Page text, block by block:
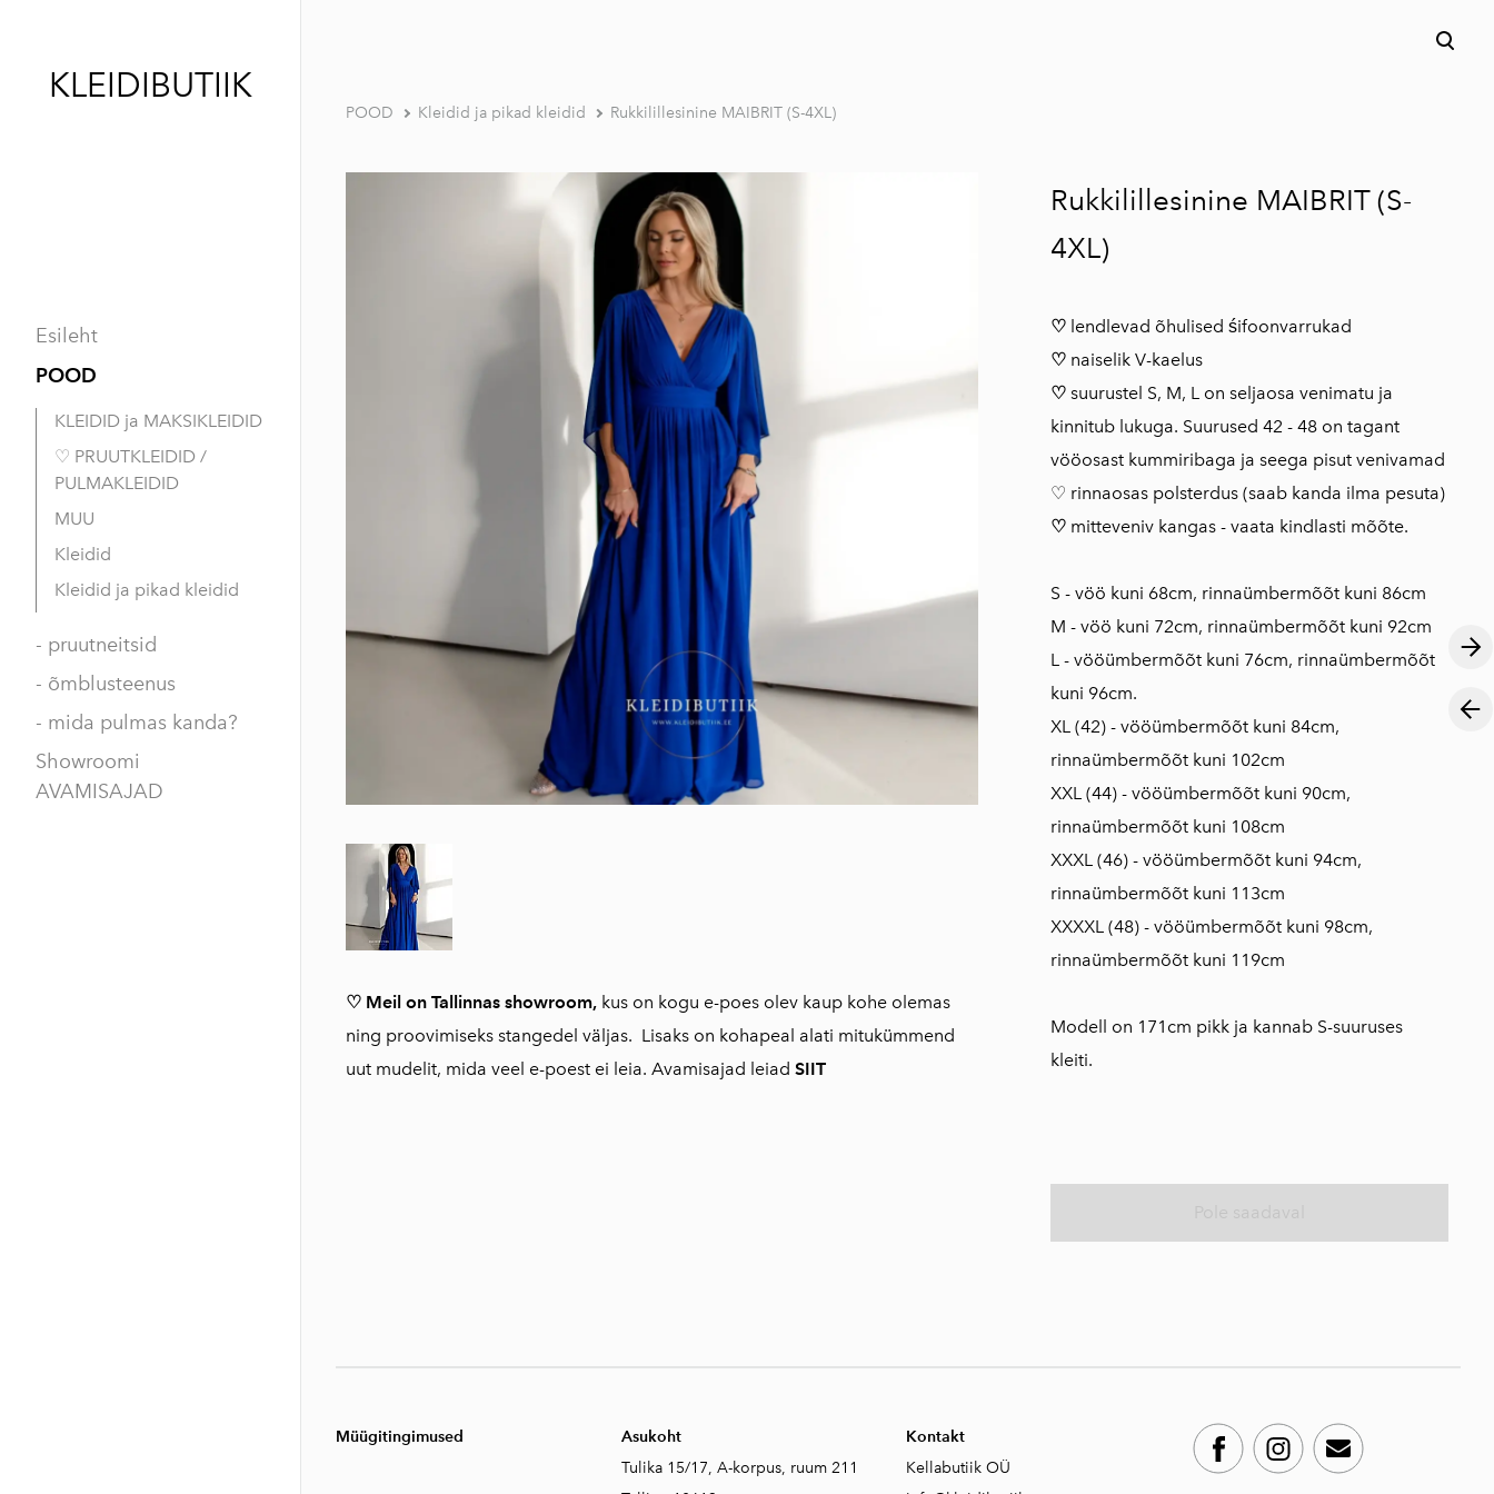
KLEIDIBUTIIK
Esileht
POOD
KLEIDID ja MAKSIKLEIDID
♡ PRUUTKLEIDID /
PULMAKLEIDID
MUU
Kleidid
Kleidid ja pikad kleidid
- pruutneitsid
- õmblusteenus
- mida pulmas kanda?
Showroomi
AVAMISAJAD
POOD Kleidid ja pikad kleidid Rukkilillesinine MAIBRIT (S-4XL)
♡ Meil on Tallinnas showroom, kus on kogu e-poes olev kaup kohe olemas
ning proovimiseks stangedel väljas. Lisaks on kohapeal alati mitukümmend
uut mudelit, mida veel e-poest ei leia. Avamisajad leiad SIIT
Rukkilillesinine MAIBRIT (S-
4XL)
♡ lendlevad õhulised śifoonvarrukad
♡ naiselik V-kaelus
♡suurustel S, M, L on seljaosa venimatu ja
kinnitub lukuga. Suurused 42 - 48 on tagant
vööosast kummiribaga ja seega pisut venivamad
♡ rinnaosas polsterdus (saab kanda ilma pesuta)
♡ mitteveniv kangas - vaata kindlasti mõõte.
S - vöö kuni 68cm, rinnaümbermõõt kuni 86cm
M - vöö kuni 72cm, rinnaümbermõõt kuni 92cm
L - vööümbermõõt kuni 76cm, rinnaümbermõõt
kuni 96cm.
XL (42) - vööümbermõõt kuni 84cm,
rinnaümbermõõt kuni 102cm
XXL (44) - vööümbermõõt kuni 90cm,
rinnaümbermõõt kuni 108cm
XXXL (46) - vööümbermõõt kuni 94cm,
rinnaümbermõõt kuni 113cm
XXXXL (48) - vööümbermõõt kuni 98cm,
rinnaümbermõõt kuni 119cm
Modell on 171cm pikk ja kannab S-suuruses
kleiti.
Müügitingimused
Asukoht
Tulika 15/17, A-korpus, ruum 211
Kontakt
Kellabutiik OÜ